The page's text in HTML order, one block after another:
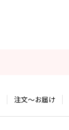
注文～お届け